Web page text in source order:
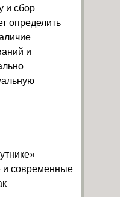
и сбор
определить
и
и современные